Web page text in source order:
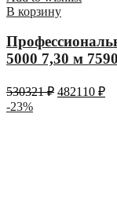
В корзину
5000 7,30 м
530321₽ 482110 ₽
-23%